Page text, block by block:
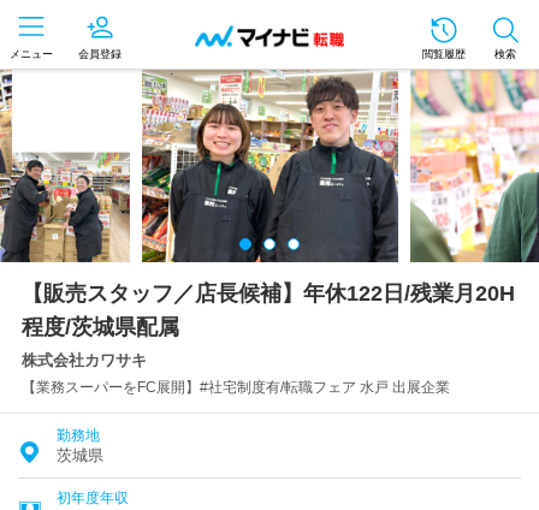
メニュー 会員登録 閲覧履歴 検索
【販売スタッフ／店長候補】年休122日/残業月20H
程度/茨城県配属
株式会社カワサキ
【業務スーパーをFC展開】#社宅制度有/転職フェア 水戸 出展企業
勤務地
茨城県
初年度年収